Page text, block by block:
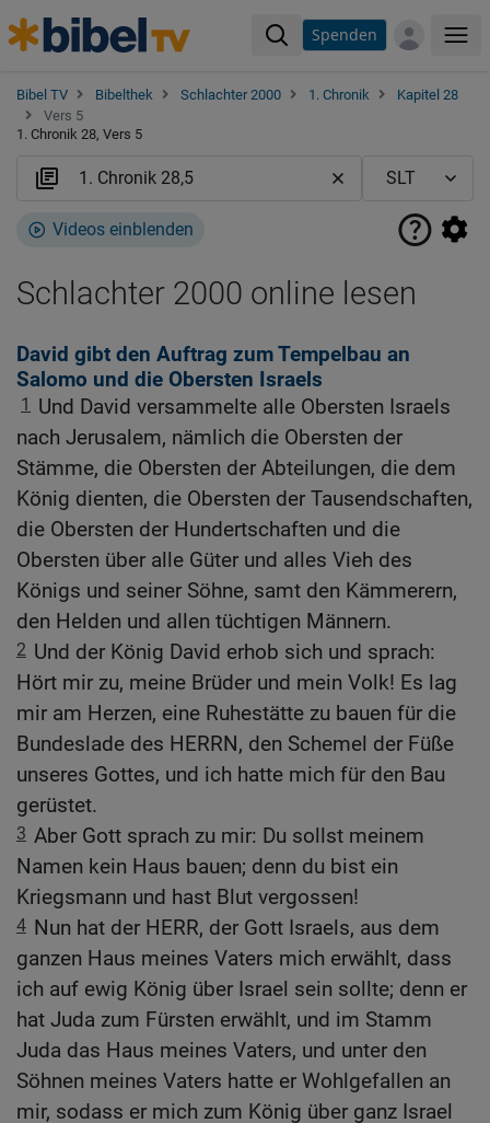
Spenden
Bibel TV Bibelthek Schlachter 2000 1. Chronik
Kapitel 28
Vers 5
1. Chronik 28, Vers 5
Videos einblenden
Schlachter 2000 online lesen
David gibt den Auftrag zum Tempelbau an
Salomo und die Obersten Israels
1
Und David versammelte alle Obersten Israels
nach Jerusalem, nämlich die Obersten der
Stämme, die Obersten der Abteilungen, die dem
König dienten, die Obersten der Tausendschaften,
die Obersten der Hundertschaften und die
Obersten über alle Güter und alles Vieh des
Königs und seiner Söhne, samt den Kämmerern,
den Helden und allen tüchtigen Männern.
2 Und der König David erhob sich und sprach:
Hört mir zu, meine Brüder und mein Volk! Es lag
mir am Herzen, eine Ruhestätte zu bauen für die
Bundeslade des HERRN, den Schemel der Füße
unseres Gottes, und ich hatte mich für den Bau
gerüstet.
3 Aber Gott sprach zu mir: Du sollst meinem
Namen kein Haus bauen; denn du bist ein
Kriegsmann und hast Blut vergossen!
4 Nun hat der HERR, der Gott Israels, aus dem
ganzen Haus meines Vaters mich erwählt, dass
ich auf ewig König über Israel sein sollte; denn er
hat Juda zum Fürsten erwählt, und im Stamm
Juda das Haus meines Vaters, und unter den
Söhnen meines Vaters hatte er Wohlgefallen an
mir, sodass er mich zum König über ganz Israel